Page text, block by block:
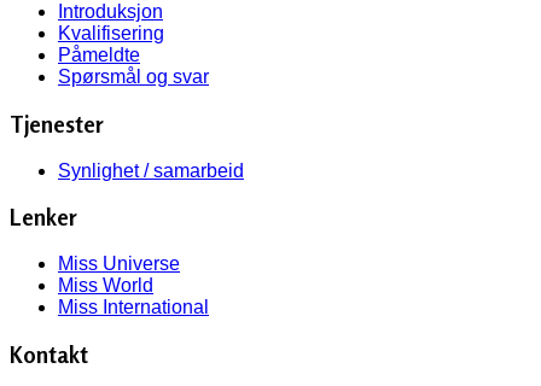
Introduksjon
Kvalifisering
Påmeldte
Spørsmål og svar
Tjenester
Synlighet / samarbeid
Lenker
Miss Universe
Miss World
Miss International
Kontakt